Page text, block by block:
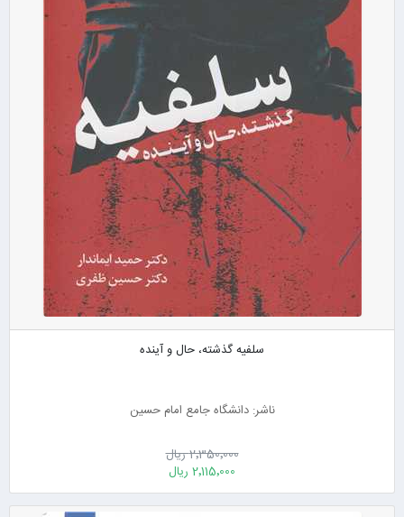
سلفیه گذشته، حال و آینده
ناشر: دانشگاه جامع امام حسین
2٬350٬000 ریال
2٬115٬000 ریال